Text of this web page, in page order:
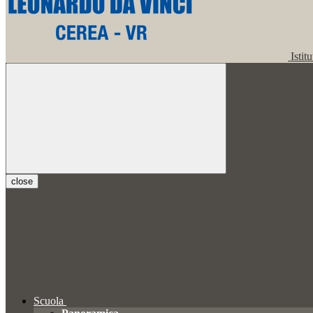
close
Scuola